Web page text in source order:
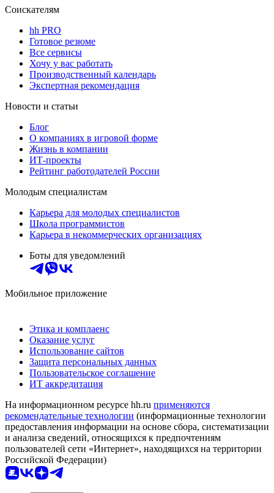
Соискателям
hh PRO
Готовое резюме
Все сервисы
Хочу у вас работать
Производственный календарь
Экспертная рекомендация
Новости и статьи
Блог
О компаниях в игровой форме
Жизнь в компании
ИТ-проекты
Рейтинг работодателей России
Молодым специалистам
Карьера для молодых специалистов
Школа программистов
Карьера в некоммерческих организациях
Боты для уведомлений
Мобильное приложение
Этика и комплаенс
Оказание услуг
Использование сайтов
Защита персональных данных
Пользовательское соглашение
ИТ аккредитация
На информационном ресурсе hh.ru применяются
рекомендательные технологии (информационные технологии
предоставления информации на основе сбора, систематизации
и анализа сведений, относящихся к предпочтениям
пользователей сети «Интернет», находящихся на территории
Российской Федерации)